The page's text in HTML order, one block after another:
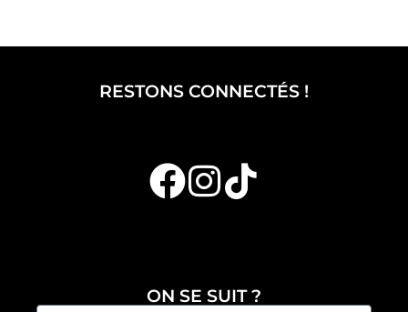
RESTONS CONNECTÉS !
ON SE SUIT ?